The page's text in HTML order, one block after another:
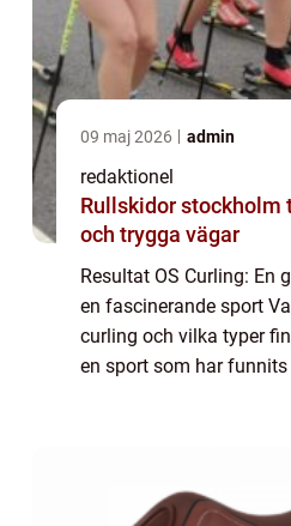
09 maj 2026 admin
redaktionel
Rullskidor stockholm träning, teknik
och trygga vägar
Resultat OS Curling: En
en fascinerande sport
curling och vilka typer
en sport som har